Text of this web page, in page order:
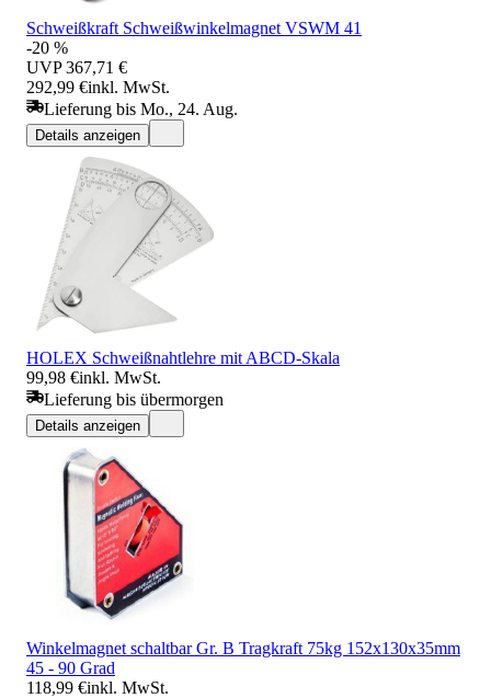
Schweißkraft Schweißwinkelmagnet VSWM 41
-20 %
UVP 367,71 €
292,99 €inkl. MwSt.
Lieferung bis Mo., 24. Aug.
Details anzeigen
HOLEX Schweißnahtlehre mit ABCD-Skala
99,98 €inkl. MwSt.
Lieferung bis übermorgen
Details anzeigen
Winkelmagnet schaltbar Gr. B Tragkraft 75kg 152x130x35mm
45 - 90 Grad
118,99 €inkl. MwSt.